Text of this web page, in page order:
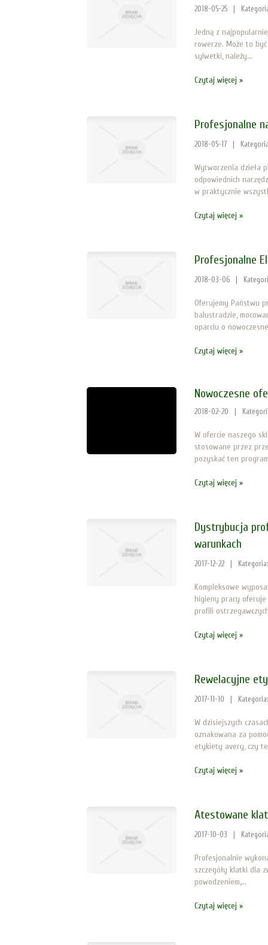
2018-05-25
Jedną z
rowerze. Może to
sylwetki, należy...
Czytaj więcej »
Profesjonalne
2018-05-17
Wytworzenia dzieła
odpowiednich
w praktycznie
Czytaj więcej »
Profesjonalne
2018-03-06
Oferujemy Państwu
balustradzie,
oparciu o
Czytaj więcej »
Nowoczesne
2018-02-20
W ofercie naszego
stosowane przez
pozyskać ten
Czytaj więcej »
Dystrybucja
warunkach
2017-12-22
Kompleksowe
higieny pracy oferuje
profili
Czytaj więcej »
Rewelacyjne
2017-11-10
W dzisiejszych
oznakowana za
etykiety avery, czy
Czytaj więcej »
Atestowane
2017-10-03
Profesjonalnie
szczegóły klatki dla
powodzeniem,...
Czytaj więcej »